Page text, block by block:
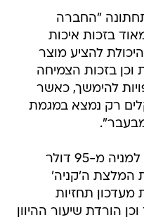
"החברה
בזכות איכות
להציע מוצר
וכן בזכות הצמיחה
להימשך, כאשר
רק נמצא במגמת
בפסגות העלו את מחיר היעד למניה מ-95 דולר
את המלצת ה'קניה'
תחזיות
הורדת שיעור ההיוון